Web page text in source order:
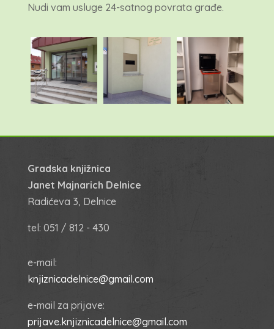
Nudi vam usluge 24-satnog povrata građe.
Gradska knjižnica
Janet Majnarich Delnice
Radićeva 3, Delnice
tel: 051 / 812 - 430
e-mail:
knjiznicadelnice@gmail.com
e-mail za prijave:
prijave.knjiznicadelnice@gmail.com